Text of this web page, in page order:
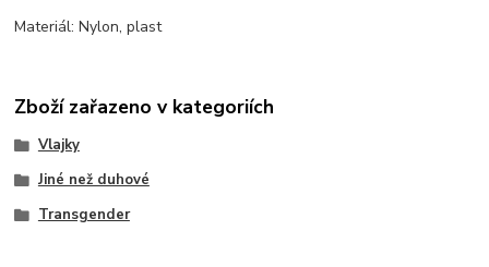
Materiál: Nylon, plast
Zboží zařazeno v kategoriích
Vlajky
Jiné než duhové
Transgender